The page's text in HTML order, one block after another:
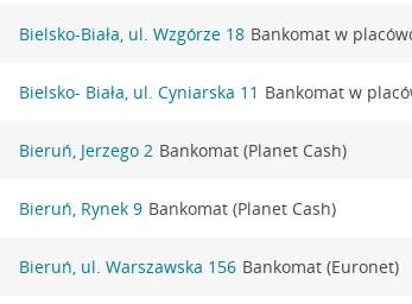
Bielsko-Biała, ul. Wzgórze 18 Bankomat w
Bielsko- Biała, ul. Cyniarska 11 Bankomat w
Bieruń, Jerzego 2 Bankomat (Planet Cash)
Bieruń, Rynek 9 Bankomat (Planet Cash)
Bieruń, ul. Warszawska 156 Bankomat (Euronet)